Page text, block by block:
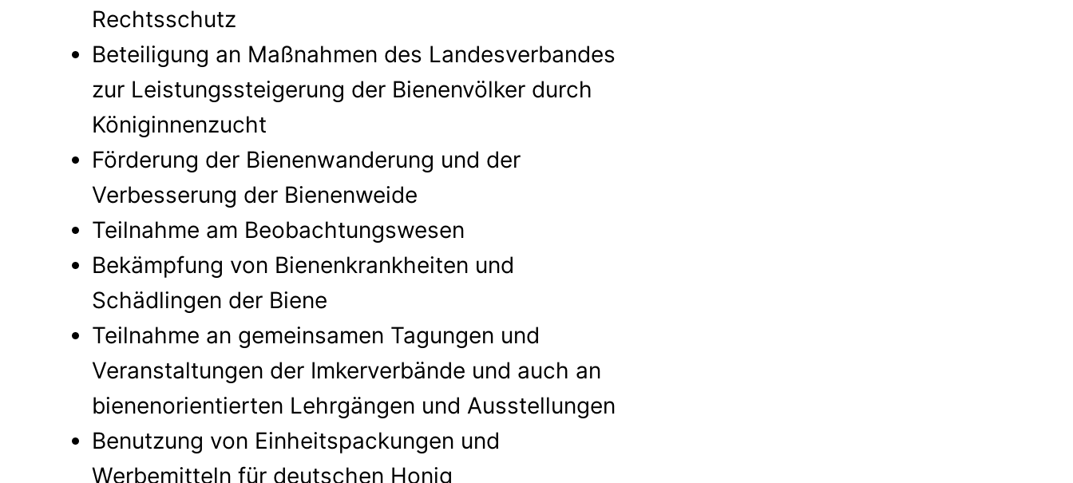
Rechtsschutz
Beteiligung an Maßnahmen des Landesverbandes
zur Leistungssteigerung der Bienenvölker durch
Königinnenzucht
Förderung der Bienenwanderung und der
Verbesserung der Bienenweide
Teilnahme am Beobachtungswesen
Bekämpfung von Bienenkrankheiten und
Schädlingen der Biene
Teilnahme an gemeinsamen Tagungen und
Veranstaltungen der Imkerverbände und auch an
bienenorientierten Lehrgängen und Ausstellungen
Benutzung von Einheitspackungen und
Werbemitteln für deutschen Honig